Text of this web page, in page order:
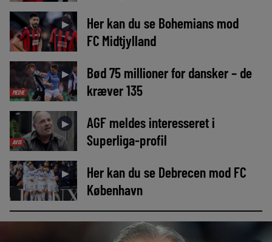
►
Her kan du se Bohemians mod
FC Midtjylland
MEDIE
►
Bød 75 millioner for dansker – de
kræver 135
AVIS
►
AGF meldes interesseret i
Superliga-profil
►
Her kan du se Debrecen mod FC
København